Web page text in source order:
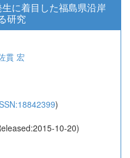
に着目した福島県沿岸
研究
貫 宏
)
10-20)